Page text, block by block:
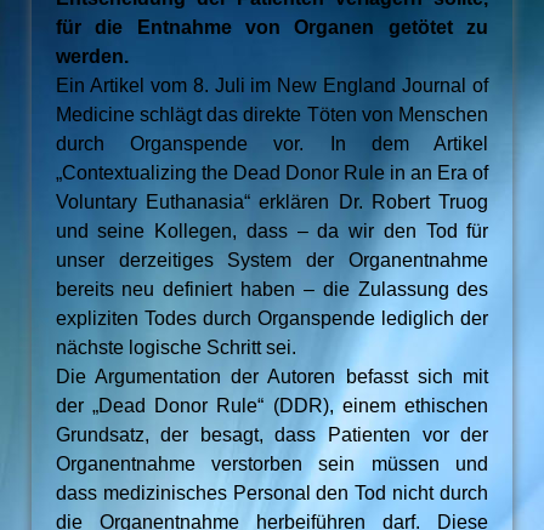
für die Entnahme von Organen getötet zu
werden.
Ein Artikel vom 8. Juli im New England Journal of
Medicine schlägt das direkte Töten von Menschen
durch Organspende vor. In dem Artikel
„Contextualizing the Dead Donor Rule in an Era of
Voluntary Euthanasia“ erklären Dr. Robert Truog
und seine Kollegen, dass – da wir den Tod für
unser derzeitiges System der Organentnahme
bereits neu definiert haben – die Zulassung des
expliziten Todes durch Organspende lediglich der
nächste logische Schritt sei.
Die Argumentation der Autoren befasst sich mit
der „Dead Donor Rule“ (DDR), einem ethischen
Grundsatz, der besagt, dass Patienten vor der
Organentnahme verstorben sein müssen und
dass medizinisches Personal den Tod nicht durch
die Organentnahme herbeiführen darf. Diese